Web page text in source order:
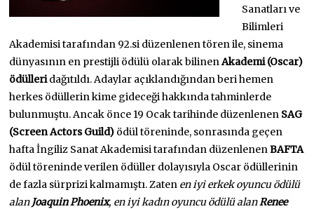
Sanatları ve
Bilimleri
Akademisi tarafından 92.si düzenlenen tören ile, sinema
dünyasının en prestijli ödülü olarak bilinenAkademi (Oscar)
ödülleridağıtıldı. Adaylar açıklandığından beri hemen
herkes ödüllerin kime gideceği hakkında tahminlerde
bulunmuştu. Ancak önce 19 Ocak tarihinde düzenlenen SAG
(Screen Actors Guild) ödül töreninde, sonrasında geçen
hafta İngiliz Sanat Akademisi tarafından düzenlenenBAFTA
ödül töreninde verilen ödüller dolayısıyla Oscar ödüllerinin
de fazla sürprizi kalmamıştı. Zaten en iyi erkek oyuncu ödülü
alanJoaquin Phoenix, en iyi kadın oyuncu ödülü alanRenee